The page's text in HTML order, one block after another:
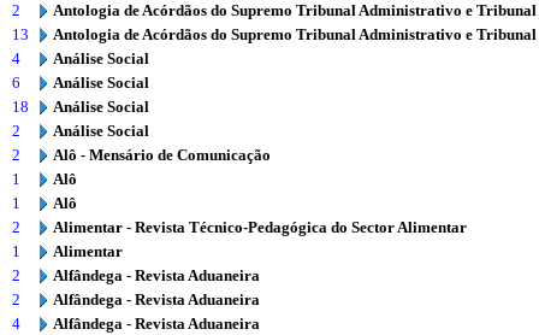
2
Antologia de Acórdãos do Supremo Tribunal Administrativo e
13
Antologia de Acórdãos do Supremo Tribunal Administrativo e
4
Análise Social
6
Análise Social
18
Análise Social
2
Análise Social
2
Alô - Mensário de Comunicação
1
Alô
1
Alô
2
Alimentar - Revista Técnico-Pedagógica do Sector Alimentar
1
Alimentar
2
Alfândega - Revista Aduaneira
2
Alfândega - Revista Aduaneira
4
Alfândega - Revista Aduaneira